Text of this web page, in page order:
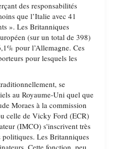
des responsabilités
que l’Italie avec 41
». Les Britanniques
(sur un total de 398)
pour l’Allemagne. Ces
pour lesquels les
se
au Royaume-Uni quel que
Moraes à la commission
celle de Vicky Ford (ECR)
(IMCO) s'inscrivent très
politiques. Les Britanniques
Cette fonction, peu